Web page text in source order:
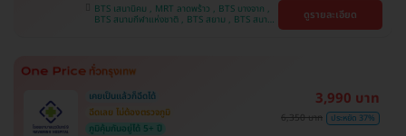
ปทุมวัน , พญาไท , หนองแขม , บางรัก ,
ราษฎร์บูรณะ , ภาษีเจริญ , ราชเทวี , บริการถึงบ้าน ,
บางนา , ตลิ่งชัน , คลองเตย
BTS เสนานิคม , MRT ลาดพร้าว , BTS บางจาก ,
BTS สนามกีฬาแห่งชาติ , BTS สยาม , BTS สนาม ดูรายละเอียด
เคยเป็นแล้วก็ฉีดได้
ฉีดเลย ไม่ต้องตรวจภูมิ
ภูมิคุ้มกันอยู่ได้ 5+ ปี
3,990 บาท
6,350 บาท ประหยัด 37%